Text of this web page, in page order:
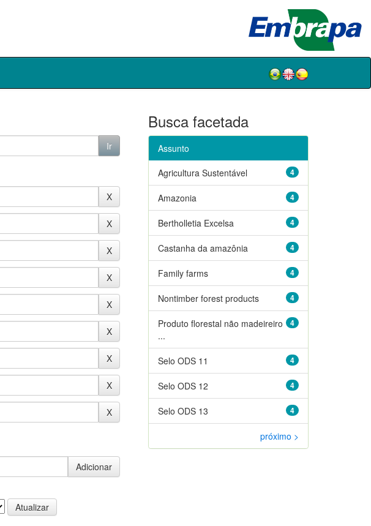
Busca facetada
Assunto
4
Agricultura Sustentável
4
Amazonia
4
Bertholletia Excelsa
4
Castanha da amazônia
4
Family farms
4
Nontimber forest products
4
Produto florestal não madeireiro
...
4
Selo ODS 11
4
Selo ODS 12
4
Selo ODS 13
próximo >